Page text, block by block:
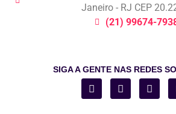
Janeiro - RJ CEP
(21) 99674-
SIGA A GENTE NAS REDES